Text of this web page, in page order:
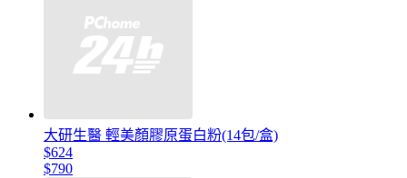
大研生醫 輕美顏膠原蛋白粉(14包/盒)
$624
$790